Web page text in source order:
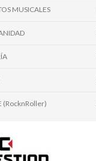
MUSICALES
(RocknRoller)